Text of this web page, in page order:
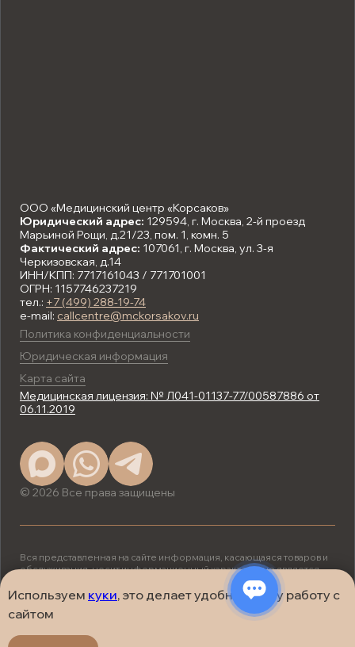
Используем куки, это делает удобнее вашу работу с
сайтом
ООО «Медицинский центр «Корсаков»
Юридический адрес: 129594, г. Москва, 2-й проезд
Марьиной Рощи, д.21/23, пом. 1, комн. 5
Фактический адрес: 107061, г. Москва, ул. 3-я
Черкизовская, д.14
ИНН/КПП: 7717161043 / 771701001
ОГРН: 1157746237219
тел.: +7 (499) 288-19-74
e-mail: callcentre@mckorsakov.ru
Политика конфиденциальности
Юридическая информация
Карта сайта
Медицинская лицензия: № Л041-01137-77/00587886 от
06.11.2019
© 2026 Все права защищены
Вся представленная на сайте информация, касающаяся товаров и
обслуживания, носит информационный характер и не является
публичной офертой, определяемой положениями ст. 437 (2) ГК
РФ.
ИМЕЮТСЯ ПРОТИВОПОКАЗАНИЯ.